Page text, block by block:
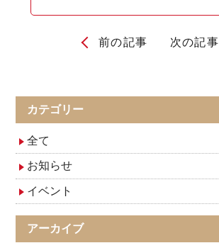
ナ
ビ
ゲ
ー
シ
前の記事 次の記事
カテゴリー
全て
お知らせ
イベント
アーカイブ